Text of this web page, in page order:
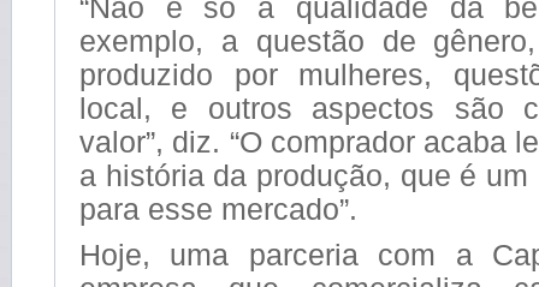
“Não é só a qualidade da
exemplo, a questão de
produzido por mulheres,
local, e outros aspectos são
valor”, diz. “O comprador acaba
a história da produção, que é
para esse mercado”.
Hoje, uma parceria com a